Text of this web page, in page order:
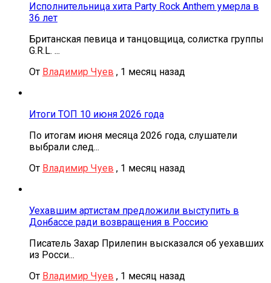
Исполнительница хита Party Rock Anthem умерла в
36 лет
Британская певица и танцовщица, солистка группы
G.R.L. ...
От Владимир Чуев , 1 месяц назад
Итоги ТОП 10 июня 2026 года
По итогам июня месяца 2026 года, слушатели
выбрали след...
От Владимир Чуев , 1 месяц назад
Уехавшим артистам предложили выступить в
Донбассе ради возвращения в Россию
Писатель Захар Прилепин высказался об уехавших
из Росси...
От Владимир Чуев , 1 месяц назад